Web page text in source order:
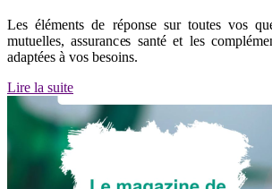
Les éléments de réponse sur toutes vos
mutuelles, assurances santé et les
adaptées à vos besoins.
Lire la suite